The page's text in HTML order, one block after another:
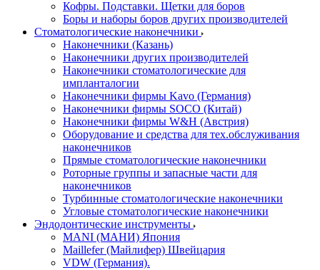
Кофры. Подставки. Щетки для боров
Боры и наборы боров других производителей
Стоматологические наконечники
Наконечники (Казань)
Наконечники других производителей
Наконечники стоматологические для
импланталогии
Наконечники фирмы Kavo (Германия)
Наконечники фирмы SOCO (Китай)
Наконечники фирмы W&H (Австрия)
Оборудование и средства для тех.обслуживания
наконечников
Прямые стоматологические наконечники
Роторные группы и запасные части для
наконечников
Турбинные стоматологические наконечники
Угловые стоматологические наконечники
Эндодонтические инструменты
MANI (МАНИ) Япония
Maillefer (Майлифер) Швейцария
VDW (Германия).